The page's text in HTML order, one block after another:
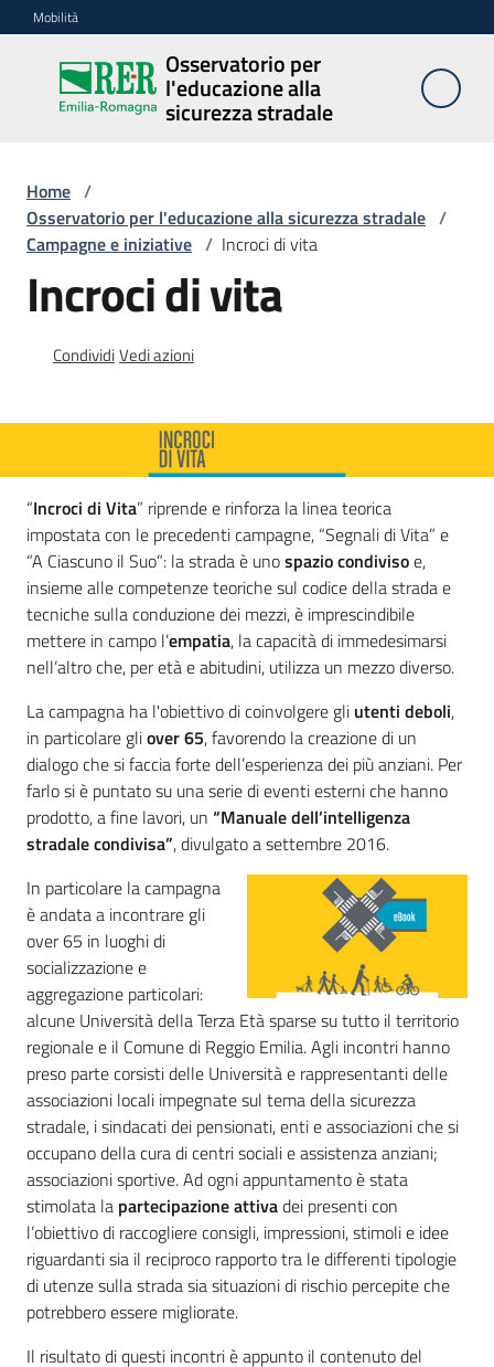
Vai al contenuto
Vai alla navigazione
Vai al footer
Mobilità
Osservatorio per
l'educazione alla
sicurezza stradale
Osservatorio
per
l'educazione
stradale
Cosa
Campagne
iniziative
Menu selezionato
Materiali
informativi
e
didattici
Foto
e
video
Mobilità
Argomenti
Novità
Servizi
Leggi Atti Bandi
Piani Programmi
Progetti
Home /
Osservatorio per l'educazione alla sicurezza stradale /
Campagne e iniziative / Incroci di vita
Incroci di vita
CondividiVedi azioni
“Incroci di Vita” riprende e rinforza la linea teorica
impostata con le precedenti campagne, “Segnali di Vita” e
“A Ciascuno il Suo”: la strada è unospazio condivisoe,
insieme alle competenze teoriche sul codice della strada e
tecniche sulla conduzione dei mezzi, è imprescindibile
mettere in campo l’empatia, la capacità di immedesimarsi
nell’altro che, per età e abitudini, utilizza un mezzo diverso.
La campagna ha l'obiettivo di coinvolgere gli utenti deboli,
in particolare gliover 65, favorendo la creazione di un
dialogo che si faccia forte dell’esperienza dei più anziani. Per
farlo si è puntato su una serie di eventi esterni che hanno
prodotto, a fine lavori, un “Manuale dell’intelligenza
stradale condivisa”, divulgato a settembre 2016.
In particolare la campagna
è andata a incontrare gli
over 65 in luoghi di
socializzazione e
aggregazione particolari:
alcune Università della Terza Età sparse su tutto il territorio
regionale e il Comune di Reggio Emilia. Agli incontri hanno
preso parte corsisti delle Università e rappresentanti delle
associazioni locali impegnate sul tema della sicurezza
stradale, i sindacati dei pensionati, enti e associazioni che si
occupano della cura di centri sociali e assistenza anziani;
associazioni sportive. Ad ogni appuntamento è stata
stimolata la partecipazione attivadei presenti con
l’obiettivo di raccogliere consigli, impressioni, stimoli e idee
riguardanti sia il reciproco rapporto tra le differenti tipologie
di utenze sulla strada sia situazioni di rischio percepite che
potrebbero essere migliorate.
Il risultato di questi incontri è appunto il contenuto del